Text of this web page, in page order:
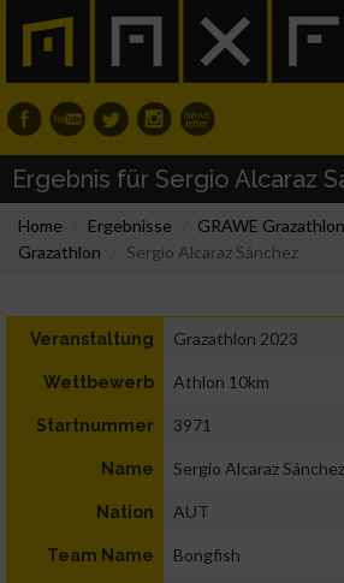
Ergebnis für Sergio Alcaraz
Home Ergebnisse GRAWE
Grazathlon
Sergio Alcaraz Sánchez
Veranstaltung Grazathlon 2023
Wettbewerb Athlon 10km
Startnummer 3971
Name Sergio Alcaraz Sánchez
Nation AUT
Team Name Bongfish